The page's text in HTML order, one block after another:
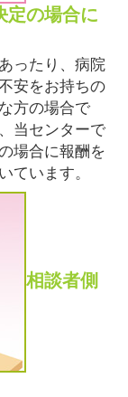
定の場合に
ったり、病院
安をお持ちの
方の場合で
当センターで
場合に報酬を
ています。
相談者側